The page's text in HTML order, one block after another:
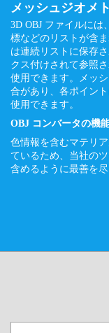
メッシュジオメ
3D OBJ ファイルには
標などのリストが含
は連続リストに保存
クス付けされて参照
使用できます。メッ
合があり、各ポイン
使用できます。
OBJ コンバータの機
色情報を含むマテリ
ているため、当社の
含めるように最善を尽